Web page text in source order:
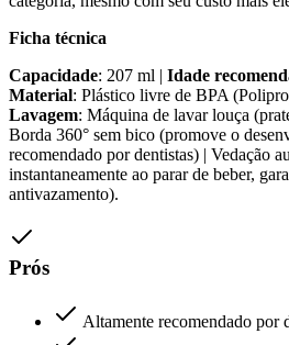
Ficha técnica
Capacidade: 207 ml | Idade
Material: Plástico livre de BPA
Lavagem: Máquina de lavar louça
Borda 360° sem bico (promove o
recomendado por dentistas) | Vedação
instantaneamente ao parar de beber,
antivazamento).
Prós
Altamente recomendado por